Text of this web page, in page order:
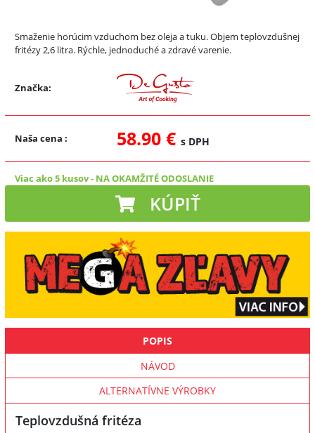
Smaženie horúcim vzduchom bez oleja a tuku. Objem teplovzdušnej
fritézy 2,6 litra. Rýchle, jednoduché a zdravé varenie.
Značka:
Naša cena : 58.90 € s DPH
Viac ako 5 kusov- NA OKAMŽITÉ ODOSLANIE
KÚPIŤ
POPIS
NÁVOD
ALTERNATÍVNE VÝROBKY
Teplovzdušná fritéza